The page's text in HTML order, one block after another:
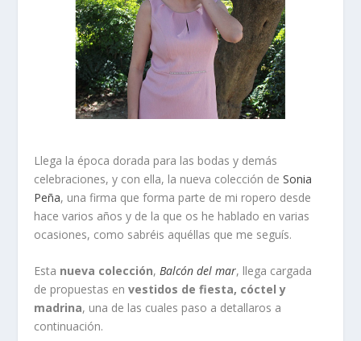
Llega la época dorada para las bodas y demás
celebraciones, y con ella, la nueva colección deSonia
Peña, una firma que forma parte de mi ropero desde
hace varios años y de la que os he hablado en varias
ocasiones, como sabréis aquéllas que me seguís.
Esta nueva colección,Balcón del mar, llega cargada
de propuestas envestidos de fiesta, cóctel y
madrina, una de las cuales paso a detallaros a
continuación.